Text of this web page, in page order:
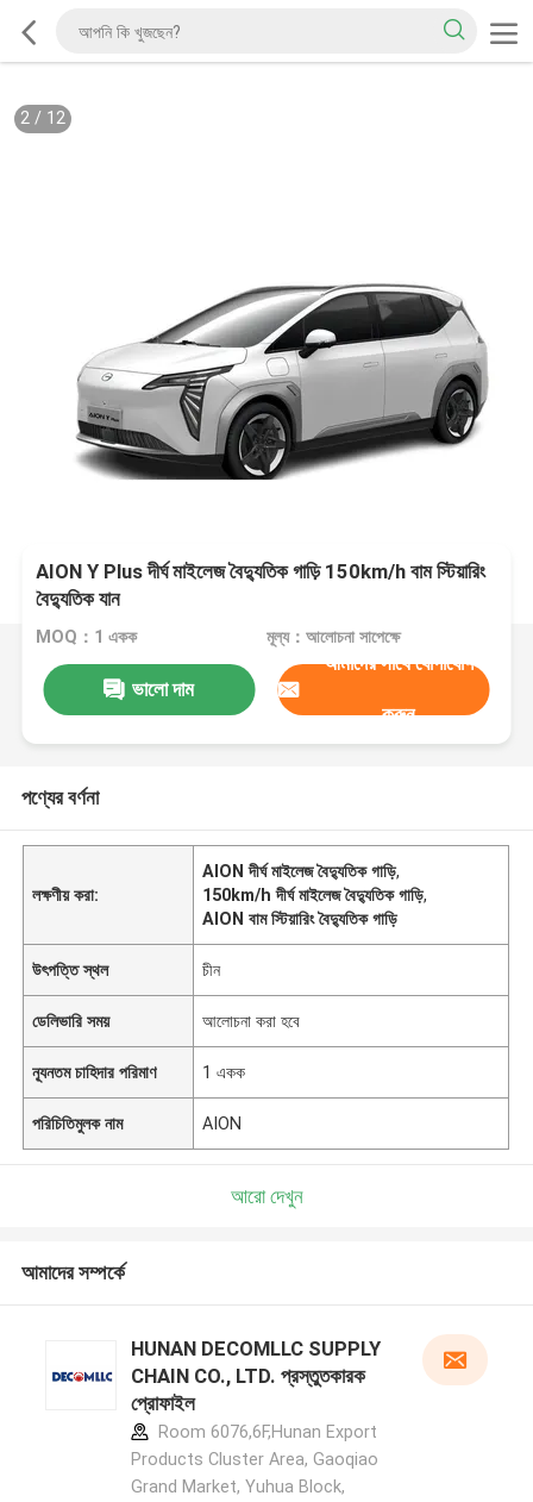
2/ 12
AION Y Plus দীর্ঘ মাইলেজ বৈদ্যুতিক গাড়ি 150km/h বাম স্টিয়ারিং
বৈদ্যুতিক যান
MOQ：1 একক মূল্য：আলোচনা সাপেক্ষে
ভালো দাম
আমাদের সাথে যোগাযোগ
করুন
পণ্যের বর্ণনা
লক্ষণীয় করা:
AION দীর্ঘ মাইলেজ বৈদ্যুতিক গাড়ি,
150km/h দীর্ঘ মাইলেজ বৈদ্যুতিক গাড়ি,
AION বাম স্টিয়ারিং বৈদ্যুতিক গাড়ি
উৎপত্তি স্থল চীন
ডেলিভারি সময় আলোচনা করা হবে
ন্যূনতম চাহিদার পরিমাণ 1 একক
পরিচিতিমুলক নাম AION
আরো দেখুন
আমাদের সম্পর্কে
HUNAN DECOMLLC SUPPLY
CHAIN CO., LTD. প্রস্তুতকারক
প্রোফাইল
Room 6076,6F,Hunan Export
Products Cluster Area, Gaoqiao
Grand Market, Yuhua Block,